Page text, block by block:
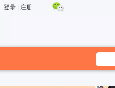
登录| 注册